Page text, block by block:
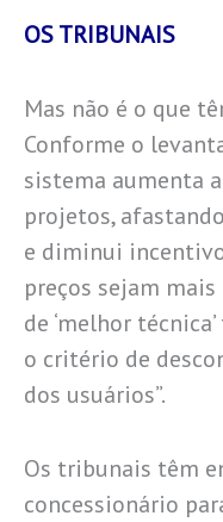
OS TRIBUNAIS
Mas não é o que
Conforme o
sistema aumenta
projetos,
e diminui
preços sejam
de ‘melhor
o critério de
dos usuários”.
Os tribunais têm
concessionário